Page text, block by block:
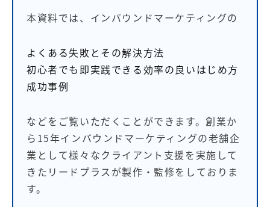
本資料では、インバウンドマーケティングの
よくある失敗とその解決方法
初心者でも即実践できる効率の良いはじめ方
成功事例
などをご覧いただくことができます。創業か
ら15年インバウンドマーケティングの老舗企
業として様々なクライアント支援を実施して
きたリードプラスが製作・監修をしておりま
す。